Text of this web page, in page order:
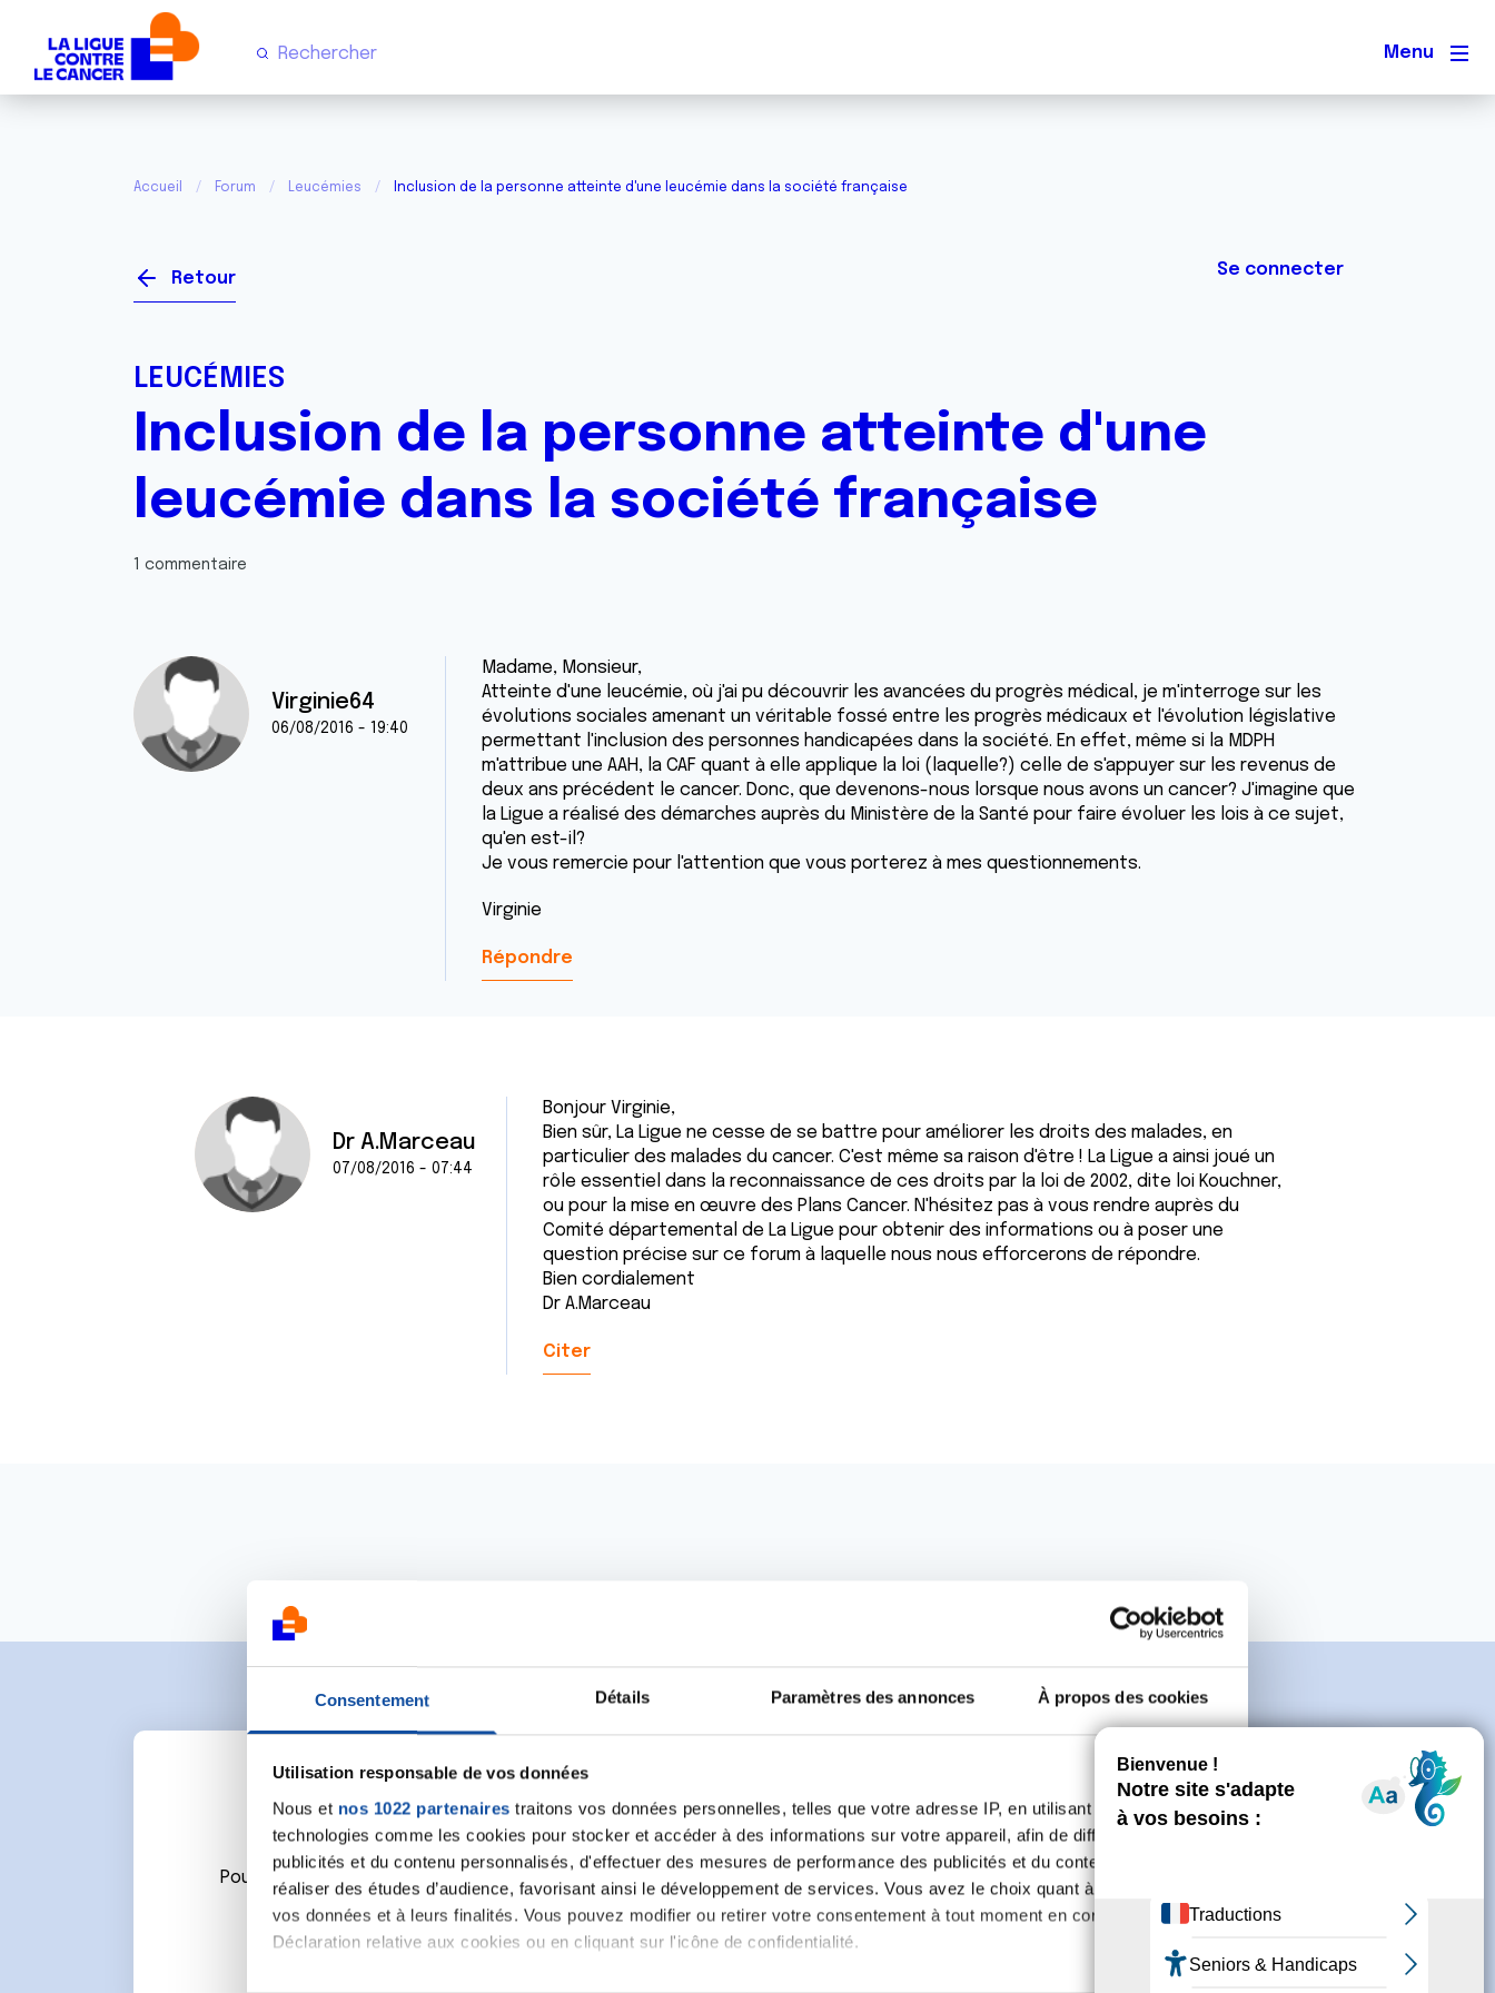
Consentement Détails Paramètres des annonces À propos des cookies
Utilisation responsable de vos données
Nous et nos 1022 partenaires traitons vos données personnelles, telles que votre adresse IP, en utilisant des
technologies comme les cookies pour stocker et accéder à des informations sur votre appareil, afin de diffuser des
publicités et du contenu personnalisés, d'effectuer des mesures de performance des publicités et du contenu, ainsi que de
réaliser des études d’audience, favorisant ainsi le développement de services. Vous avez le choix quant à l'utilisation de
vos données et à leurs finalités. Vous pouvez modifier ou retirer votre consentement à tout moment en consultant la
Déclaration relative aux cookies ou en cliquant sur l'icône de confidentialité.
Menu
Accueil Forum Leucémies Inclusion de la personne atteinte d'une leucémie dans la société française
Retour Se connecter
LEUCÉMIES
Inclusion de la personne atteinte d'une
leucémie dans la société française
1 commentaire
Virginie64
06/08/2016 - 19:40
Madame, Monsieur,
Atteinte d'une leucémie, où j'ai pu découvrir les avancées du progrès médical, je m'interroge sur les
évolutions sociales amenant un véritable fossé entre les progrès médicaux et l'évolution législative
permettant l'inclusion des personnes handicapées dans la société. En effet, même si la MDPH
m'attribue une AAH, la CAF quant à elle applique la loi (laquelle?) celle de s'appuyer sur les revenus de
deux ans précédent le cancer. Donc, que devenons-nous lorsque nous avons un cancer? J'imagine que
la Ligue a réalisé des démarches auprès du Ministère de la Santé pour faire évoluer les lois à ce sujet,
qu'en est-il?
Je vous remercie pour l'attention que vous porterez à mes questionnements.
Virginie
Répondre
Dr A.Marceau
07/08/2016 - 07:44
Bonjour Virginie,
Bien sûr, La Ligue ne cesse de se battre pour améliorer les droits des malades, en
particulier des malades du cancer. C'est même sa raison d'être ! La Ligue a ainsi joué un
rôle essentiel dans la reconnaissance de ces droits par la loi de 2002, dite loi Kouchner,
ou pour la mise en œuvre des Plans Cancer. N'hésitez pas à vous rendre auprès du
Comité départemental de La Ligue pour obtenir des informations ou à poser une
question précise sur ce forum à laquelle nous nous efforcerons de répondre.
Bien cordialement
Dr A.Marceau
Citer
Ecrire un commentaire
Pour écrire un commentaire ou lancer une nouvelle discussion vous aurez besoin de vous connecter ou de créer un compte.
Se connecter Créer un nouveau compte